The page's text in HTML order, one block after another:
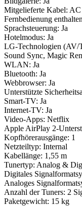
Mitgelieferte Kabel: AC
Fernbedienung
Sprachsteuerung: Ja
Hotelmodus: Ja
LG-Technologien
Sound Sync, Magic
WLAN: Ja
Bluetooth: Ja
Webbrowser: Ja
Unterstützte
Smart-TV: Ja
Internet-TV: Ja
Video-Apps: Netflix
Apple AirPlay 2-
Kopfhörerausgänge: 1
Netzteiltyp: Internal
Kabellänge: 1,55 m
Tunertyp: Analog &
Digitales
Analoges
Anzahl der Tuners: 2
Paketgewicht: 15 kg